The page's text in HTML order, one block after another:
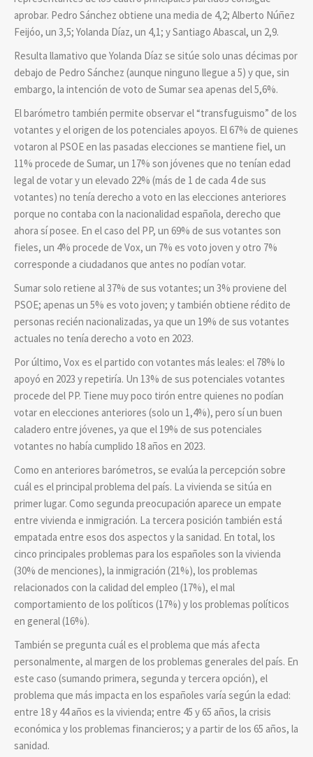
aprobar. Pedro Sánchez obtiene una media de 4,2; Alberto Núñez
Feijóo, un 3,5; Yolanda Díaz, un 4,1; y Santiago Abascal, un 2,9.
Resulta llamativo que Yolanda Díaz se sitúe solo unas décimas por
debajo de Pedro Sánchez (aunque ninguno llegue a 5) y que, sin
embargo, la intención de voto de Sumar sea apenas del 5,6%.
El barómetro también permite observar el “transfuguismo” de los
votantes y el origen de los potenciales apoyos. El 67% de quienes
votaron al PSOE en las pasadas elecciones se mantiene fiel, un
11% procede de Sumar, un 17% son jóvenes que no tenían edad
legal de votar y un elevado 22% (más de 1 de cada 4 de sus
votantes) no tenía derecho a voto en las elecciones anteriores
porque no contaba con la nacionalidad española, derecho que
ahora sí posee. En el caso del PP, un 69% de sus votantes son
fieles, un 4% procede de Vox, un 7% es voto joven y otro 7%
corresponde a ciudadanos que antes no podían votar.
Sumar solo retiene al 37% de sus votantes; un 3% proviene del
PSOE; apenas un 5% es voto joven; y también obtiene rédito de
personas recién nacionalizadas, ya que un 19% de sus votantes
actuales no tenía derecho a voto en 2023.
Por último, Vox es el partido con votantes más leales: el 78% lo
apoyó en 2023 y repetiría. Un 13% de sus potenciales votantes
procede del PP. Tiene muy poco tirón entre quienes no podían
votar en elecciones anteriores (solo un 1,4%), pero sí un buen
caladero entre jóvenes, ya que el 19% de sus potenciales
votantes no había cumplido 18 años en 2023.
Como en anteriores barómetros, se evalúa la percepción sobre
cuál es el principal problema del país. La vivienda se sitúa en
primer lugar. Como segunda preocupación aparece un empate
entre vivienda e inmigración. La tercera posición también está
empatada entre esos dos aspectos y la sanidad. En total, los
cinco principales problemas para los españoles son la vivienda
(30% de menciones), la inmigración (21%), los problemas
relacionados con la calidad del empleo (17%), el mal
comportamiento de los políticos (17%) y los problemas políticos
en general (16%).
También se pregunta cuál es el problema que más afecta
personalmente, al margen de los problemas generales del país. En
este caso (sumando primera, segunda y tercera opción), el
problema que más impacta en los españoles varía según la edad:
entre 18 y 44 años es la vivienda; entre 45 y 65 años, la crisis
económica y los problemas financieros; y a partir de los 65 años, la
sanidad.